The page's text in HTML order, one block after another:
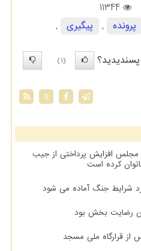
11344
پرونده , پیگیری
,
(1)
X
افزایش پرداختی از جیب
کرده است
شرایط جنگ آماده می شود
رضایت بخش بود
قرارگاه ملی مسجد